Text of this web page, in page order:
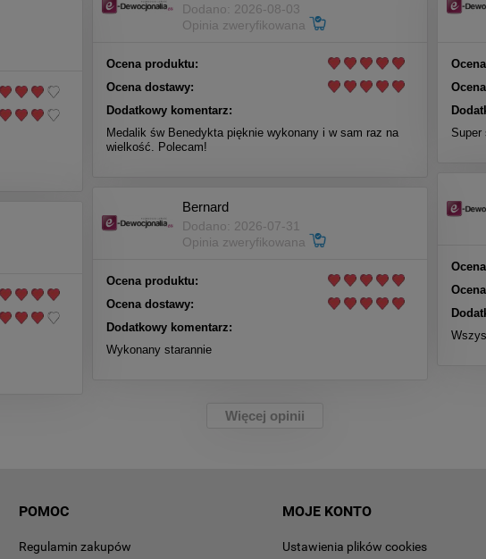
Dodano: 2026-08-03
Opinia zweryfikowana
Ocena produktu:
Ocena dostawy:
Dodatkowy komentarz:
Medalik św Benedykta pięknie wykonany i w sam raz na
wielkość. Polecam!
Super
Bernard
Dodano: 2026-07-31
Opinia zweryfikowana
Ocena produktu:
Ocena dostawy:
Dodatkowy komentarz:
Wykonany starannie
Więcej opinii
POMOC
Regulamin zakupów
MOJE KONTO
Ustawienia plików cookies